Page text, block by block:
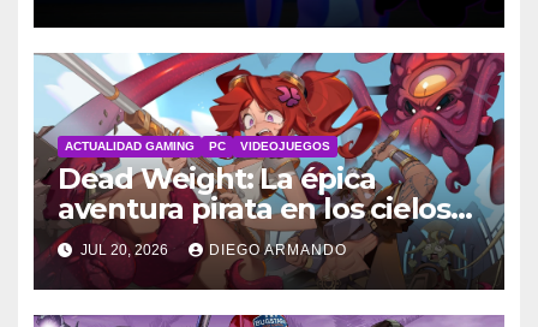
ACTUALIDAD GAMING PC VIDEOJUEGOS
Dead Weight: La épica
aventura pirata en los cielos
steampunk
JUL 20, 2026 DIEGO ARMANDO